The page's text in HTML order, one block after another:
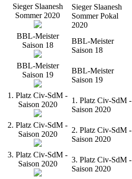
Sieger Slaanesh
Sommer 2020
Sieger Slaanesh
Sommer Pokal
2020
BBL-Meister
Saison 18
BBL-Meister
Saison 18
BBL-Meister
Saison 19
BBL-Meister
Saison 19
1. Platz Civ-SdM -
Saison 2020
1. Platz Civ-SdM -
Saison 2020
2. Platz Civ-SdM -
Saison 2020
2. Platz Civ-SdM -
Saison 2020
3. Platz Civ-SdM -
Saison 2020
3. Platz Civ-SdM -
Saison 2020